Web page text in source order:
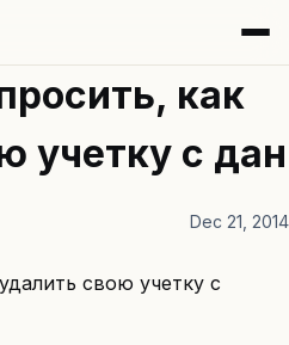
как
учетку с дан
Dec 21, 2014
свою учетку с